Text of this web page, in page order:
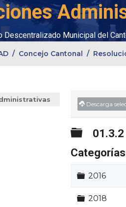
Descentralizado Municipal del
Concejo Cantonal
Descarga
Carpeta
Categorías
Carpeta
2016
Carpeta
2018